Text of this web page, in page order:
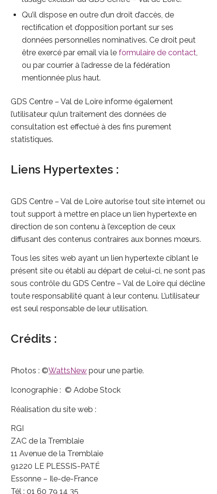
Qu’il dispose en outre d’un droit d’accès, de
rectification et d’opposition portant sur ses
données personnelles nominatives. Ce droit peut
être exercé par email via leformulaire de contact
ou par courrier à l’adresse de la fédération
mentionnée plus haut.
GDS Centre – Val de Loire informe également
l’utilisateur qu’un traitement des données de
consultation est effectué à des fins purement
statistiques.
Liens Hypertextes :
GDS Centre – Val de Loire autorise tout site internet ou
tout support à mettre en place un lien hypertexte en
direction de son contenu à l’exception de ceux
diffusant des contenus contraires aux bonnes mœurs.
Tous les sites web ayant un lien hypertexte ciblant le
présent site ou établi au départ de celui-ci, ne sont pas
sous contrôle du GDS Centre – Val de Loire qui décline
toute responsabilité quant à leur contenu. L’utilisateur
est seul responsable de leur utilisation.
Crédits :
Photos : ©WattsNew pour une partie.
Iconographie : © Adobe Stock
Réalisation du site web :
RGI
ZAC de la Tremblaie
11 Avenue de la Tremblaie
91220 LE PLESSIS-PATÉ
Essonne – Ile-de-France
Tél : 01 60 79 14 35